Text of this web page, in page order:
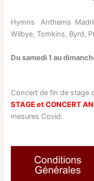
Hymns Anthems
Wilbye, Tomkins, Byrd,
Du samedi 1 au
Concert de fin de stage
STAGE et CONCERT
mesures Covid.